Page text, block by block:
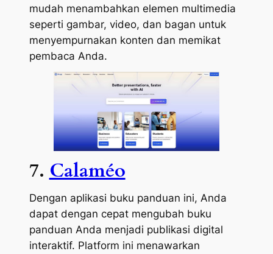
mudah menambahkan elemen multimedia
seperti gambar, video, dan bagan untuk
menyempurnakan konten dan memikat
pembaca Anda.
7. Calaméo
Dengan aplikasi buku panduan ini, Anda
dapat dengan cepat mengubah buku
panduan Anda menjadi publikasi digital
interaktif. Platform ini menawarkan